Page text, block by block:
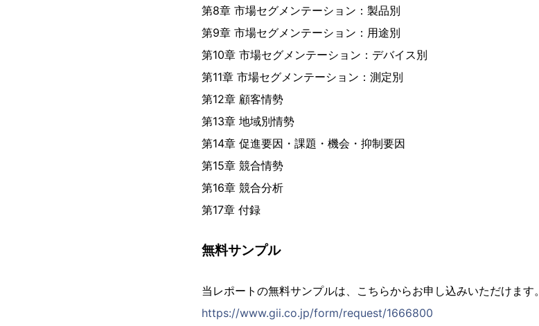
第8章 市場セグメンテーション：製品別
第9章 市場セグメンテーション：用途別
第10章 市場セグメンテーション：デバイス別
第11章 市場セグメンテーション：測定別
第12章 顧客情勢
第13章 地域別情勢
第14章 促進要因・課題・機会・抑制要因
第15章 競合情勢
第16章 競合分析
第17章 付録
無料サンプル
当レポートの無料サンプルは、こちらからお申し込みいただけます。
https://www.gii.co.jp/form/request/1666800